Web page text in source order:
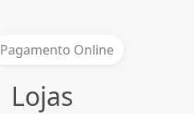
Pagamento Online
Lojas